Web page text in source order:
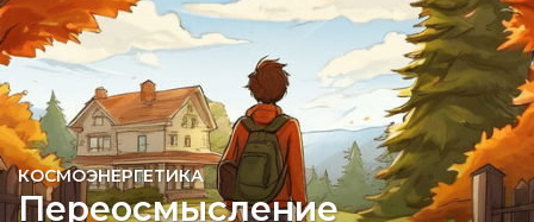
2
г
КОСМОЭНЕРГЕТИКА
Переосмысление